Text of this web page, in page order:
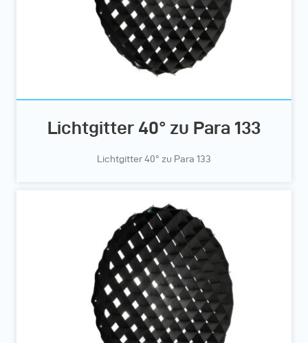
Lichtgitter 40° zu Para 133
Lichtgitter 40° zu Para 133